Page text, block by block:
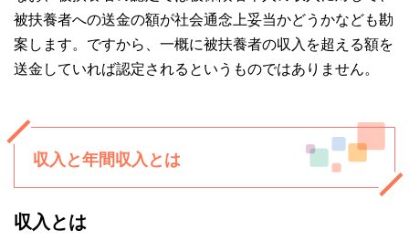
被扶養者への送金の額が社会通念上妥当かどうかなども勘
案します。ですから、一概に被扶養者の収入を超える額を
送金していれば認定されるというものではありません。
収入と年間収入とは
収入とは